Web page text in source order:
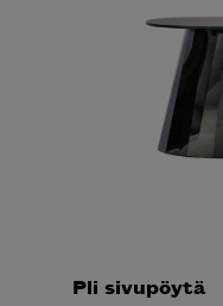
Pli sivupöytä